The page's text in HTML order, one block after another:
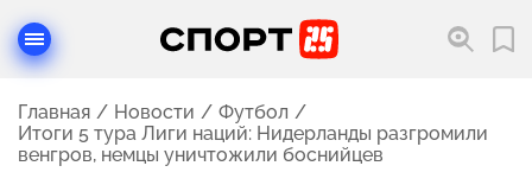
Главная Новости
Футбол
Итоги 5 тура Лиги наций: Нидерланды разгромили
венгров, немцы уничтожили боснийцев